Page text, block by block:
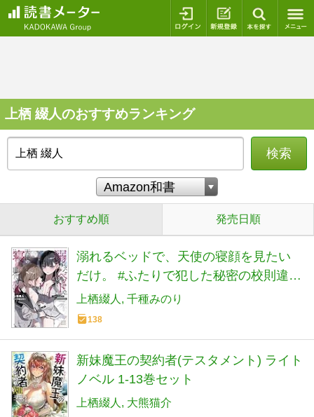
ログイン 新規登録
上栖 綴人のおすすめランキング
検索
おすすめ順 発売日順
溺れるベッドで、天使の寝顔を見たい
だけ。 #ふたりで犯した秘密の校則違反
(角川スニーカー文庫)
上栖綴人 千種みのり
138
新妹魔王の契約者(テスタメント) ライト
ノベル 1-13巻セット
上栖綴人 大熊猫介